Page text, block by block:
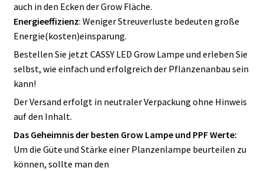
auch in den Ecken der Grow Fläche.
Energieeffizienz: Weniger Streuverluste bedeuten große
Energie(kosten)einsparung.
Bestellen Sie jetzt CASSY LED Grow Lampe und erleben Sie
selbst, wie einfach und erfolgreich der Pflanzenanbau sein
kann!
Der Versand erfolgt in neutraler Verpackung ohne Hinweis
auf den Inhalt.
Das Geheimnis der besten Grow Lampe und PPF Werte:
Um die Güte und Stärke einer Planzenlampe beurteilen zu
können, sollte man den